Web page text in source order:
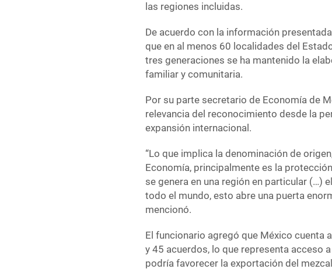
las regiones incluidas.
De acuerdo con la información
que en al menos 60 localidades del
tres generaciones se ha mantenido la
familiar y comunitaria.
Por su parte secretario de Economía de
relevancia del reconocimiento desde la
expansión internacional.
“Lo que implica la denominación de
Economía, principalmente es la
se genera en una región en particular (…)
todo el mundo, esto abre una puerta
mencionó.
El funcionario agregó que México
y 45 acuerdos, lo que representa acceso
podría favorecer la exportación del